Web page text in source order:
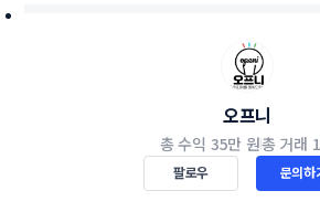
오프니
총 수익 35만 원총 거래
팔로우 문의하